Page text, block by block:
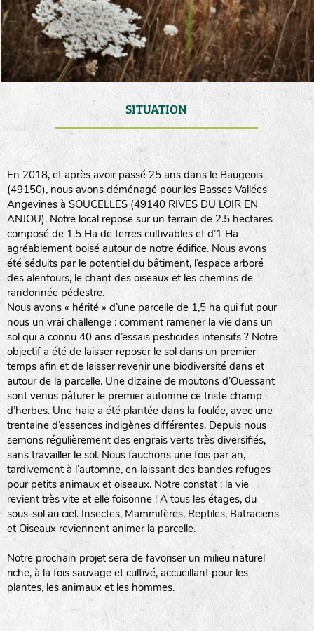
SITUATION
En 2018, et après avoir passé 25 ans dans le Baugeois
(49150), nous avons déménagé pour les Basses Vallées
Angevines à SOUCELLES (49140 RIVES DU LOIR EN
ANJOU). Notre local repose sur un terrain de 2.5 hectares
composé de 1.5 Ha de terres cultivables et d’1 Ha
agréablement boisé autour de notre édifice. Nous avons
été séduits par le potentiel du bâtiment, l’espace arboré
des alentours, le chant des oiseaux et les chemins de
randonnée pédestre.
Nous avons « hérité » d’une parcelle de 1,5 ha qui fut pour
nous un vrai challenge : comment ramener la vie dans un
sol qui a connu 40 ans d’essais pesticides intensifs ? Notre
objectif a été de laisser reposer le sol dans un premier
temps afin et de laisser revenir une biodiversité dans et
autour de la parcelle. Une dizaine de moutons d’Ouessant
sont venus pâturer le premier automne ce triste champ
d’herbes. Une haie a été plantée dans la foulée, avec une
trentaine d’essences indigènes différentes. Depuis nous
semons régulièrement des engrais verts très diversifiés,
sans travailler le sol. Nous fauchons une fois par an,
tardivement à l’automne, en laissant des bandes refuges
pour petits animaux et oiseaux. Notre constat : la vie
revient très vite et elle foisonne ! A tous les étages, du
sous-sol au ciel. Insectes, Mammifères, Reptiles, Batraciens
et Oiseaux reviennent animer la parcelle.
Notre prochain projet sera de favoriser un milieu naturel
riche, à la fois sauvage et cultivé, accueillant pour les
plantes, les animaux et les hommes.